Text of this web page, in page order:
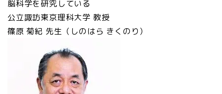
脳科学を研究している
公立諏訪東京理科大学 教授
篠原 菊紀 先生（しのはら きくのり）